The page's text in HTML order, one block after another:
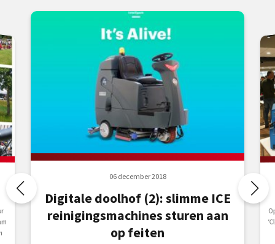
06 december 2018
Digitale doolhof (2): slimme ICE
reinigingsmachines sturen aan
op feiten